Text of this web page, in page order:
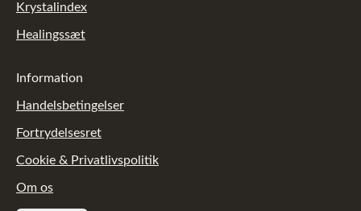
Krystalindex
Healingssæt
Information
Handelsbetingelser
Fortrydelsesret
Cookie & Privatlivspolitik
Om os